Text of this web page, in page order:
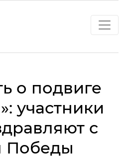
о подвиге
участники
с
Победы